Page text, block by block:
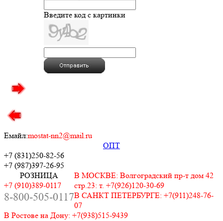
Введите код с картинки
Емайл:mostat-nn2@mail.ru
ОПТ
+7 (831)250-82-56
+7 (987)397-26-95
РОЗНИЦА
+7 (910)389-0117
8-800-505-0117
В МОСКВЕ: Волгоградский пр-т дом 42
стр.23: т. +7(926)120-30-69
В САНКТ ПЕТЕРБУРГЕ: +7(911)248-76-
07
В Ростове на Дону: +7(938)515-9439